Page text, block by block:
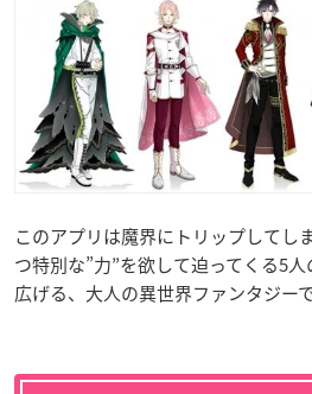
このアプリは魔界にトリップしてし
つ特別な”力”を欲して迫ってくる5
広げる、大人の異世界ファンタジーで